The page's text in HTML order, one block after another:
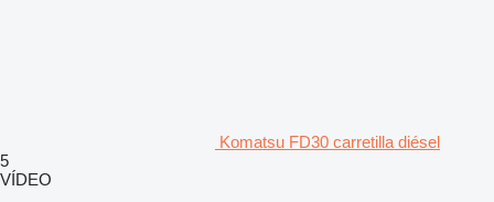
Komatsu FD30 carretilla diésel
5
VÍDEO